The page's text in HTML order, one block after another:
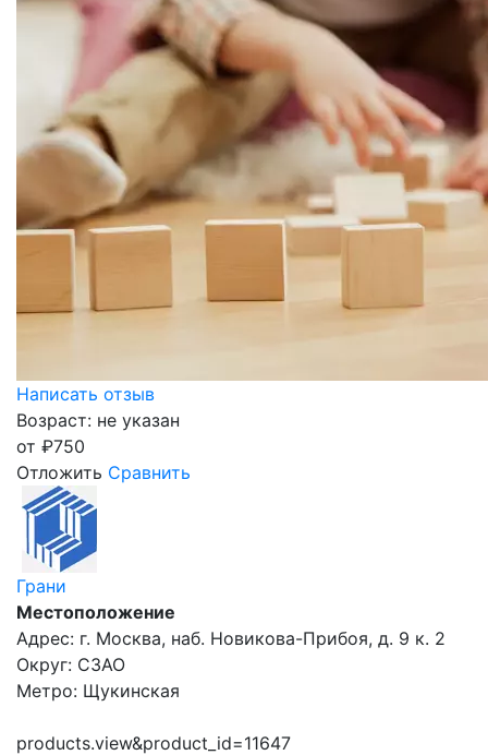
Написать отзыв
Возраст: не указан
от ₽750
Отложить Сравнить
Грани
Местоположение
Адрес: г. Москва, наб. Новикова-Прибоя, д. 9 к. 2
Округ: СЗАО
Метро: Щукинская
products.view&product_id=11647